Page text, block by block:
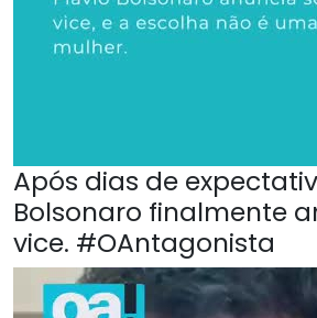
Após dias de
Bolsonaro finalmente
vice. #OAntagonista